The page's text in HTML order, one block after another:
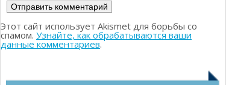
Этот сайт использует Akismet для борьбы со
спамом. Узнайте, как обрабатываются ваши
данные комментариев.